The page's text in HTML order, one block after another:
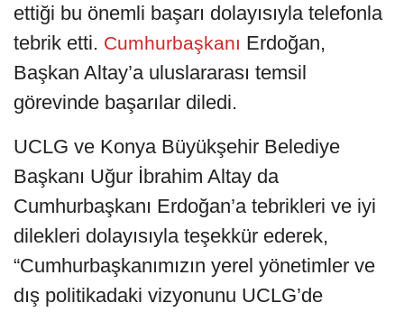
ettiği bu önemli başarı dolayısıyla telefonla
tebrik etti. Cumhurbaşkanı Erdoğan,
Başkan Altay’a uluslararası temsil
görevinde başarılar diledi.
UCLG ve Konya Büyükşehir Belediye
Başkanı Uğur İbrahim Altay da
Cumhurbaşkanı Erdoğan’a tebrikleri ve iyi
dilekleri dolayısıyla teşekkür ederek,
“Cumhurbaşkanımızın yerel yönetimler ve
dış politikadaki vizyonunu UCLG’de